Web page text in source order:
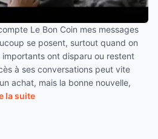
Le Bon Coin mes messages
se posent, surtout quand on
ont disparu ou restent
à ses conversations peut vite
achat, mais la bonne nouvelle,
la suite